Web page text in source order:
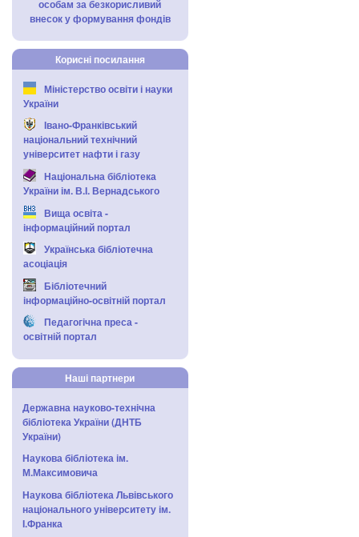
особам за безкорисливий
внесок у формування фондів
Корисні посилання
Міністерство освіти і науки
України
Івано-Франківський
національний технічний
університет нафти і газу
Національна бібліотека
України ім. В.І. Вернадського
Вища освіта -
інформаційний портал
Українська бібліотечна
асоціація
Бібліотечний
інформаційно-освітній портал
Педагогічна преса -
освітній портал
Наші партнери
Державна науково-технічна
бібліотека України (ДНТБ
України)
Наукова бібліотека ім.
М.Максимовича
Наукова бібліотека Львівського
національного університету ім.
І.Франка